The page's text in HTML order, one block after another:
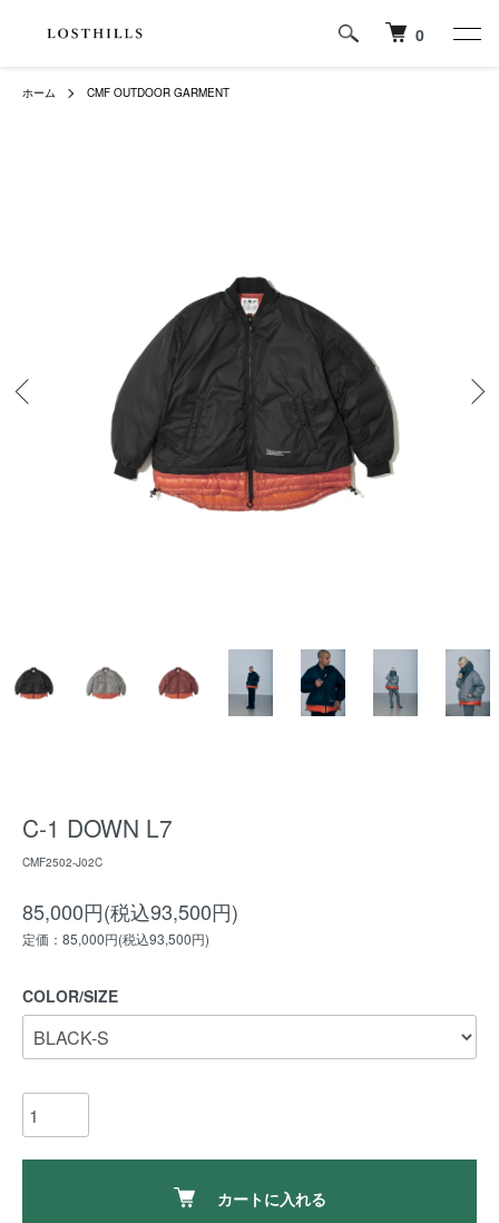
0
ホーム CMF OUTDOOR GARMENT
C-1 DOWN L7
CMF2502-J02C
85,000円(税込93,500円)
定価：85,000円(税込93,500円)
COLOR/SIZE
カートに入れる